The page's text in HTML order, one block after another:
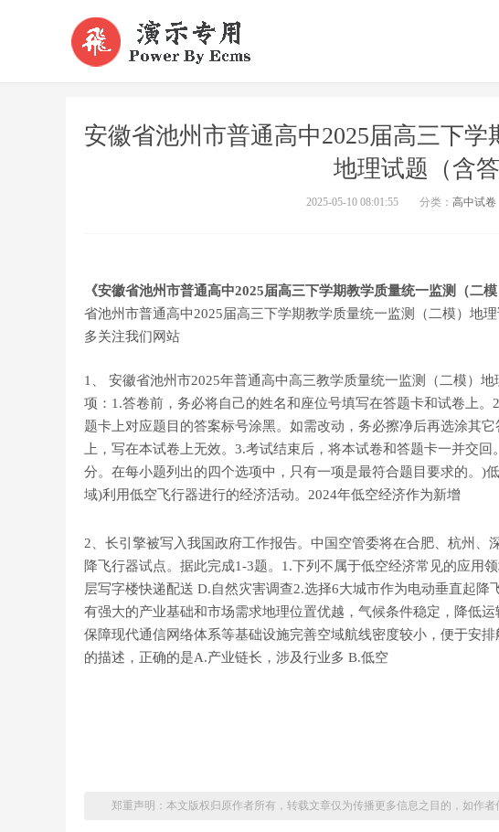
安徽省池州市普通高中2025届高三下学
地理试题（含答
2025-05-10 08:01:55 分类： 高中试卷
《安徽省池州市普通高中2025届高三下学期教学质量统一监测（二
省池州市普通高中2025届高三下学期教学质量统一监测（二模）地
多关注我们网站
1、 安徽省池州市2025年普通高中高三教学质量统一监测（二模）
项：1.答卷前，务必将自己的姓名和座位号填写在答题卡和试卷上
题卡上对应题目的答案标号涂黑。如需改动，务必擦净后再选涂其
上，写在本试卷上无效。3.考试结束后，将本试卷和答题卡一并交
分。在每小题列出的四个选项中，只有一项是最符合题目要求的。)
域)利用低空飞行器进行的经济活动。2024年低空经济作为新增
2、长引擎被写入我国政府工作报告。中国空管委将在合肥、杭州、
降飞行器试点。据此完成1-3题。1.下列不属于低空经济常见的应用
层写字楼快递配送 D.自然灾害调查2.选择6大城市作为电动垂直起
有强大的产业基础和市场需求地理位置优越，气候条件稳定，降低
保障现代通信网络体系等基础设施完善空域航线密度较小，便于安
的描述，正确的是A.产业链长，涉及行业多 B.低空
迁移显著C.死亡率下
测站年降水量及地下水位与汾河第二水库水位变化对比。据此完成
的上限，通常与最热月平均气温7等温线相吻合，即气候林线。我国
郑重声明：本文版权归原作者所有，转载文章仅为传播更多信息之目的，如作